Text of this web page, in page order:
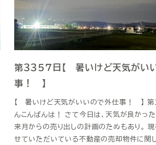
第３３５７日【 暑いけど天気がい
事！ 】
【 暑いけど天気がいいので外仕事！ 】 第
んこんばんは！ さて今日は、天気が良かった
来月からの売り出しの計画のためもあり。
せていただいている不動産の売却物件に関